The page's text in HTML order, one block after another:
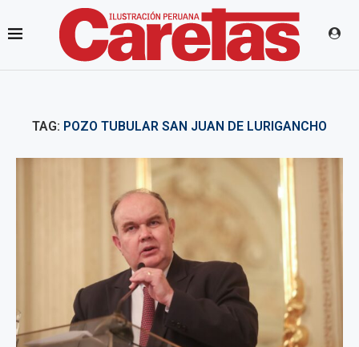
TAG: POZO TUBULAR SAN JUAN DE LURIGANCHO